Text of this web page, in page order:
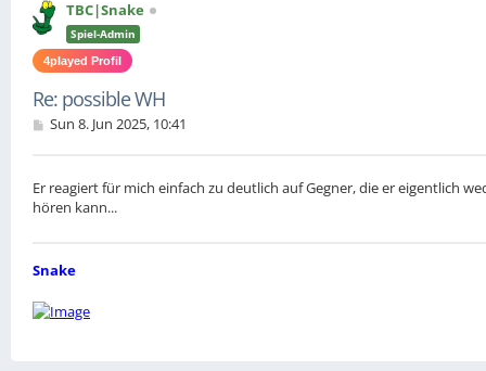
TBC|Snake
Spiel-Admin
4played Profil
Re: possible WH
PSun 8. Jun 2025, 10:41
Er reagiert für mich einfach zu deutlich auf Gegner, die er eigentlich
hören kann...
Snake